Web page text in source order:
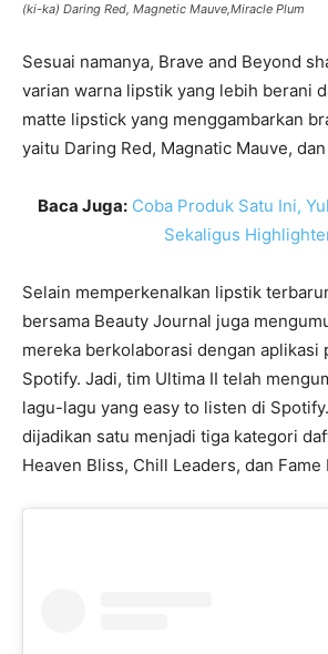
(ki-ka) Daring Red, Magnetic Mauve,Miracle Plum
Sesuai namanya, Brave and Beyond
varian warna lipstik yang lebih berani
matte lipstick yang menggambarkan
yaitu Daring Red, Magnatic Mauve,
Baca Juga: Coba Produk Satu Ini,
Sekaligus
Selain memperkenalkan lipstik
bersama Beauty Journal juga
mereka berkolaborasi dengan aplikasi
Spotify. Jadi, tim Ultima II telah
lagu-lagu yang easy to listen di
dijadikan satu menjadi tiga kategori
Heaven Bliss, Chill Leaders, dan Fame